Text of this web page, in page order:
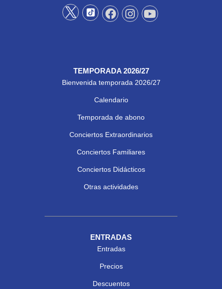
TEMPORADA 2026/27
Bienvenida temporada 2026/27
Calendario
Temporada de abono
Conciertos Extraordinarios
Conciertos Familiares
Conciertos Didácticos
Otras actividades
ENTRADAS
Entradas
Precios
Descuentos